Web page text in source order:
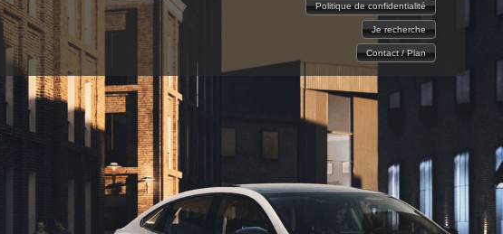
Politique de confidentialité
Je recherche
Contact / Plan